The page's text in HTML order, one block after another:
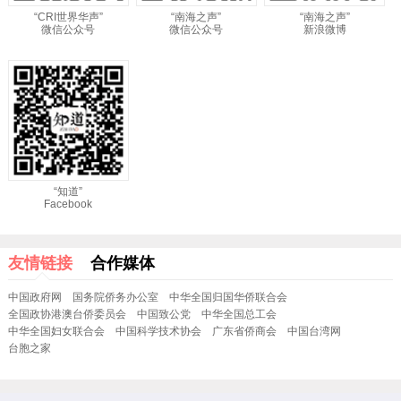
“CRI世界华声”
微信公众号
“南海之声”
微信公众号
“南海之声”
新浪微博
“知道”
Facebook
友情链接 合作媒体
中国政府网 国务院侨务办公室
中华全国归国华侨联合会
全国政协港澳台侨委员会
中国致公党
中华全国总工会
中华全国妇女联合会
中国科学技术协会 广东省侨商会
中国台湾网
台胞之家